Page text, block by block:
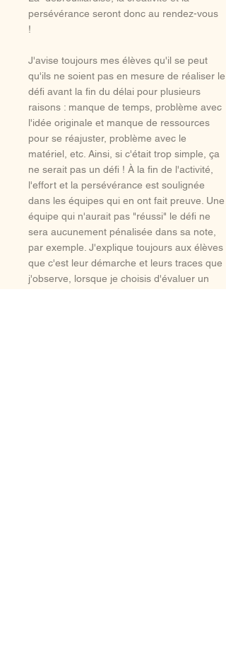
persévérance seront donc au rendez-vous
!
J'avise toujours mes élèves qu'il se peut
qu'ils ne soient pas en mesure de réaliser le
défi avant la fin du délai pour plusieurs
raisons : manque de temps, problème avec
l'idée originale et manque de ressources
pour se réajuster, problème avec le
matériel, etc. Ainsi, si c'était trop simple, ça
ne serait pas un défi ! À la fin de l'activité,
l'effort et la persévérance est soulignée
dans les équipes qui en ont fait preuve. Une
équipe qui n'aurait pas "réussi" le défi ne
sera aucunement pénalisée dans sa note,
par exemple. J'explique toujours aux élèves
que c'est leur démarche et leurs traces que
j'observe, lorsque je choisis d'évaluer un